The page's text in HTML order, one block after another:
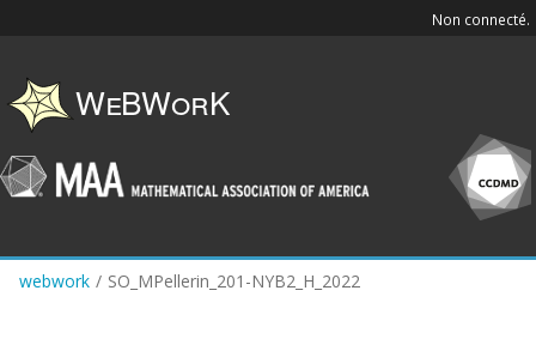
content
Non connecté.
webwork / SO_MPellerin_201-NYB2_H_2022